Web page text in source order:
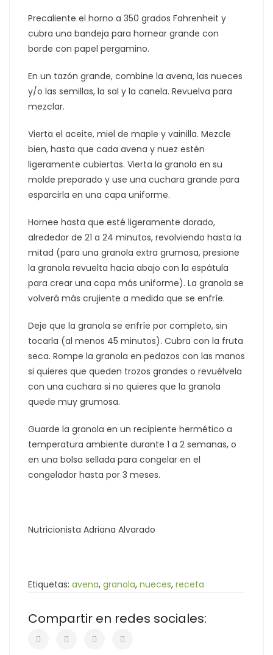
Precaliente el horno a 350 grados Fahrenheit y
cubra una bandeja para hornear grande con
borde con papel pergamino.
En un tazón grande, combine la avena, las nueces
y/o las semillas, la sal y la canela. Revuelva para
mezclar.
Vierta el aceite, miel de maple y vainilla. Mezcle
bien, hasta que cada avena y nuez estén
ligeramente cubiertas. Vierta la granola en su
molde preparado y use una cuchara grande para
esparcirla en una capa uniforme.
Hornee hasta que esté ligeramente dorado,
alrededor de 21 a 24 minutos, revolviendo hasta la
mitad (para una granola extra grumosa, presione
la granola revuelta hacia abajo con la espátula
para crear una capa más uniforme). La granola se
volverá más crujiente a medida que se enfríe.
Deje que la granola se enfríe por completo, sin
tocarla (al menos 45 minutos). Cubra con la fruta
seca. Rompe la granola en pedazos con las manos
si quieres que queden trozos grandes o revuélvela
con una cuchara si no quieres que la granola
quede muy grumosa.
Guarde la granola en un recipiente hermético a
temperatura ambiente durante 1 a 2 semanas, o
en una bolsa sellada para congelar en el
congelador hasta por 3 meses.
Nutricionista Adriana Alvarado
Etiquetas: avena, granola, nueces, receta
Compartir en redes sociales: